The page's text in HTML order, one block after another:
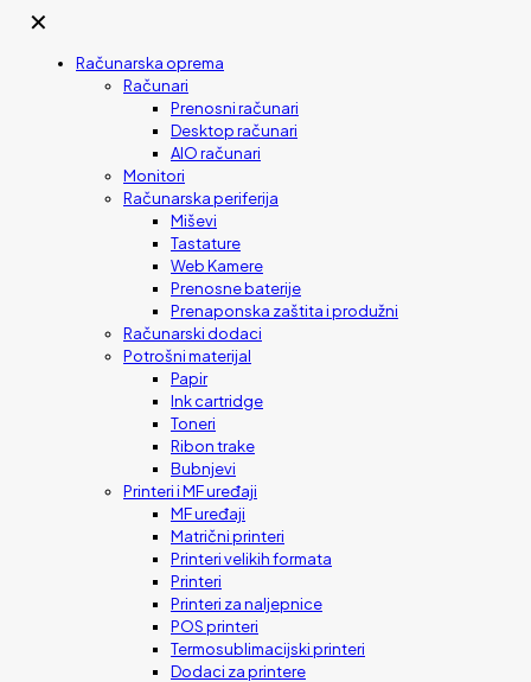
✕
Računarska oprema
Računari
Prenosni računari
Desktop računari
AIO računari
Monitori
Računarska periferija
Miševi
Tastature
Web Kamere
Prenosne baterije
Prenaponska zaštita i produžni
Računarski dodaci
Potrošni materijal
Papir
Ink cartridge
Toneri
Ribon trake
Bubnjevi
Printeri i MF uređaji
MF uređaji
Matrični printeri
Printeri velikih formata
Printeri
Printeri za naljepnice
POS printeri
Termosublimacijski printeri
Dodaci za printere